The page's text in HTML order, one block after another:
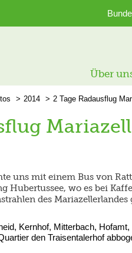
Über
2014 2 Tage Radausflug
uns mit einem Bus von
Hubertussee, wo es bei
des
Kernhof, Mitterbach,
den Traisentalerhof